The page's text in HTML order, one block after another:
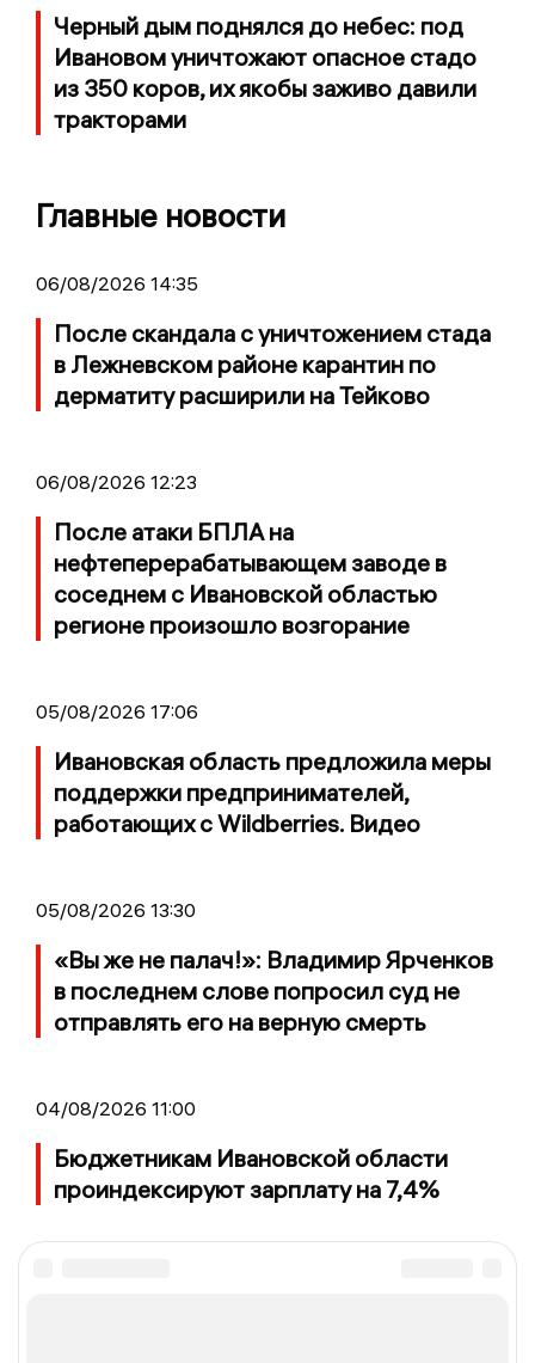
Черный дым поднялся до небес: под
Ивановом уничтожают опасное стадо
из 350 коров, их якобы заживо давили
тракторами
Главные новости
06/08/2026 14:35
После скандала с уничтожением стада
в Лежневском районе карантин по
дерматиту расширили на Тейково
06/08/2026 12:23
После атаки БПЛА на
нефтеперерабатывающем заводе в
соседнем с Ивановской областью
регионе произошло возгорание
05/08/2026 17:06
Ивановская область предложила меры
поддержки предпринимателей,
работающих с Wildberries. Видео
05/08/2026 13:30
«Вы же не палач!»: Владимир Ярченков
в последнем слове попросил суд не
отправлять его на верную смерть
04/08/2026 11:00
Бюджетникам Ивановской области
проиндексируют зарплату на 7,4%